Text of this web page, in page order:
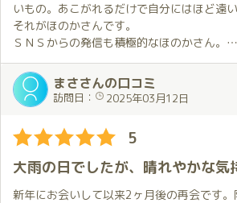
価値を得ることができると思います。現実
を感じることができる素敵なお店です。
いもの。あこがれるだけで自分にはほど遠
それがほのかさんです。
ＳＮＳからの発信も積極的なほのかさん。
その内容は自身のアピールばかりではなく
かさんのお仕事の裏話や他のキャストさん
「キテネ」メインの営業垢とは趣が異なりま
一方、みなさんも当サイトの写真等でもご
髪ショートに吸い込まれるようなまなざし
ｏｕＴｕｂｅチャンネル」でも確認できる
て身体の線が全方位どこから見ても美しい
女のことです。
さらに極め付きはあの「極〇」をまとった
まささんの口コミ
訪問日： 2025年03月12日
5
新年にお会いして以来2ヶ月後の再会です。